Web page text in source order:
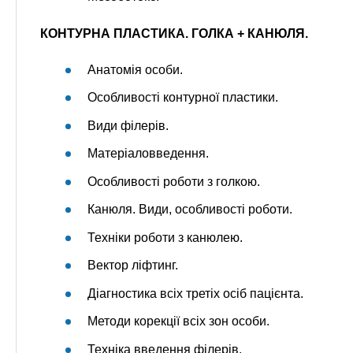
КОНТУРНА ПЛАСТИКА. ГОЛКА + КАНЮЛЯ.
Анатомія особи.
Особливості контурної пластики.
Види філерів.
Матеріаловведення.
Особливості роботи з голкою.
Канюля. Види, особливості роботи.
Техніки роботи з канюлею.
Вектор ліфтинг.
Діагностика всіх третіх осіб пацієнта.
Методи корекції всіх зон особи.
Техніка введення філерів.